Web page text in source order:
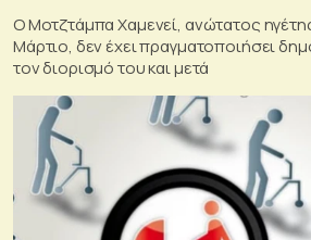
Ο Μοτζτάμπα Χαμενεί, ανώτατος
Μάρτιο, δεν έχει πραγματοποιήσει
τον διορισμό του και μετά